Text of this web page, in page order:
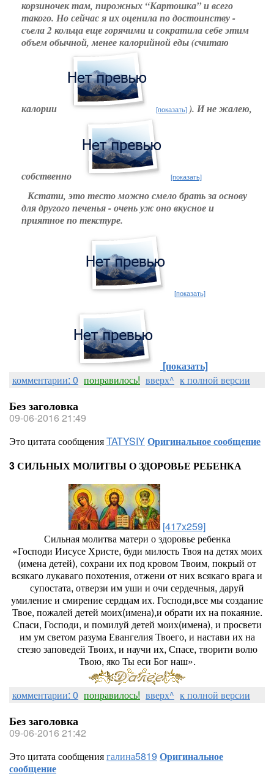
корзиночек там, пирожных “Картошка” и всего
такого. Но сейчас я их оценила по достоинству -
съела 2 кольца еще горячими и сократила себе этим
объем обычной, менее калорийной еды (считаю
калории [показать] ). И не жалею,
собственно [показать]
Кстати, это тесто можно смело брать за основу
для другого печенья - очень уж оно вкусное и
приятное по текстуре.
[показать]
[показать]
комментарии: 0 понравилось! вверх^ к полной версии
Без заголовка
09-06-2016 21:49
Это цитата сообщенияTATYSIYОригинальное сообщение
3 СИЛЬНЫХ МОЛИТВЫ О ЗДОРОВЬЕ РЕБЕНКА
[417x259]
Сильная молитва матери о здоровье ребенка
«Господи Иисусе Христе, буди милость Твоя на детях моих
(имена детей), сохрани их под кровом Твоим, покрый от
всякаго лукаваго похотения, отжени от них всякаго врага и
супостата, отверзи им уши и очи сердечныя, даруй
умиление и смирение сердцам их. Господи,все мы создание
Твое, пожалей детей моих(имена),и обрати их на покаяние.
Спаси, Господи, и помилуй детей моих(имена), и просвети
им ум светом разума Евангелия Твоего, и настави их на
стезю заповедей Твоих, и научи их, Спасе, творити волю
Твою, яко Ты еси Бог наш».
комментарии: 0 понравилось! вверх^ к полной версии
Без заголовка
09-06-2016 21:42
Это цитата сообщениягалина5819 Оригинальное
сообщение